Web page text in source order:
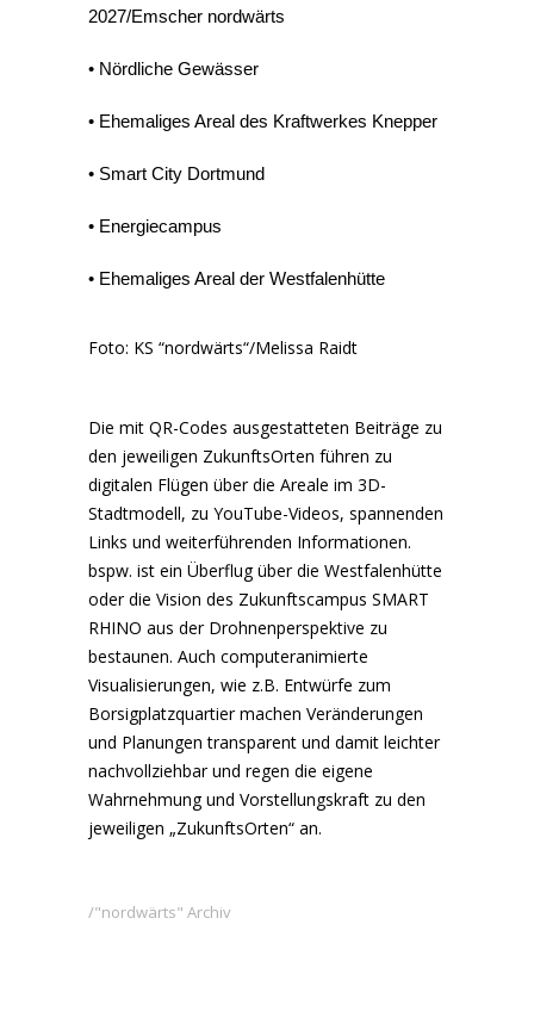
2027/Emscher nordwärts
• Nördliche Gewässer
• Ehemaliges Areal des Kraftwerkes Knepper
• Smart City Dortmund
• Energiecampus
• Ehemaliges Areal der Westfalenhütte
Foto: KS “nordwärts“/Melissa Raidt
Die mit QR-Codes ausgestatteten Beiträge zu
den jeweiligen ZukunftsOrten führen zu
digitalen Flügen über die Areale im 3D-
Stadtmodell, zu YouTube-Videos, spannenden
Links und weiterführenden Informationen.
bspw. ist ein Überflug über die Westfalenhütte
oder die Vision des Zukunftscampus SMART
RHINO aus der Drohnenperspektive zu
bestaunen. Auch computeranimierte
Visualisierungen, wie z.B. Entwürfe zum
Borsigplatzquartier machen Veränderungen
und Planungen transparent und damit leichter
nachvollziehbar und regen die eigene
Wahrnehmung und Vorstellungskraft zu den
jeweiligen „ZukunftsOrten“ an.
"nordwärts" Archiv